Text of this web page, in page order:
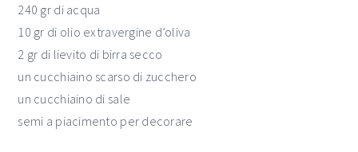
240 gr di acqua
10 gr di olio extravergine d’oliva
2 gr di lievito di birra secco
un cucchiaino scarso di zucchero
un cucchiaino di sale
semi a piacimento per decorare